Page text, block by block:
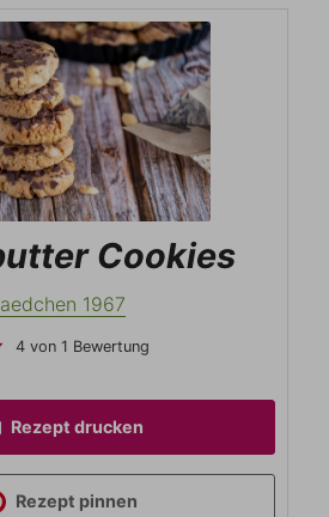
Cookies
1967
4von 1 Bewertung
Rezept drucken
Rezept pinnen